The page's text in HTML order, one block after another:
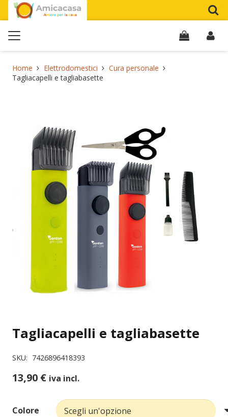
Home Elettrodomestici
Cura personale
Tagliacapelli e tagliabasette
Tagliacapelli e tagliabasette
SKU: 7426896418393
13,90 € iva incl.
Colore